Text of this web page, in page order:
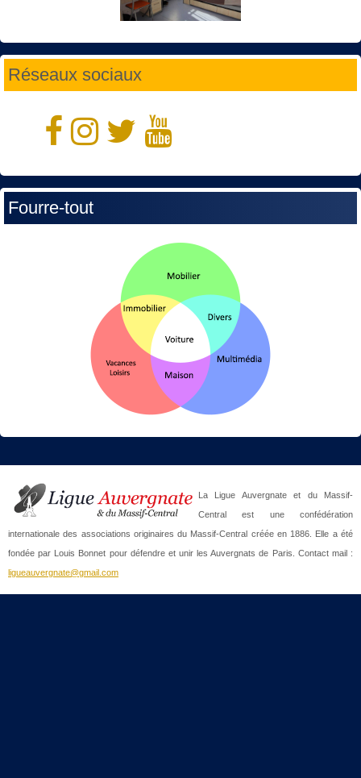
Réseaux sociaux
Fourre-tout
La Ligue Auvergnate et du Massif-
Central est une confédération
internationale des associations originaires du Massif-Central créée en 1886. Elle a été
fondée par Louis Bonnet pour défendre et unir les Auvergnats de Paris. Contact mail :
ligueauvergnate@gmail.com